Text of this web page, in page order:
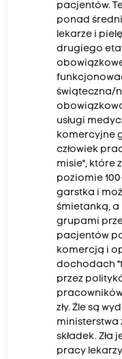
pacjentów.
ponad
lekarze i
drugiego
świąteczna/
usługi
komercyjne
człowiek
misie", które
poziomie
garstka i
śmietanką,
grupami
pacjentów
komercją i
dochodach
przez
pracowników
zły. Źle są
ministerstwa
składek.
pracy